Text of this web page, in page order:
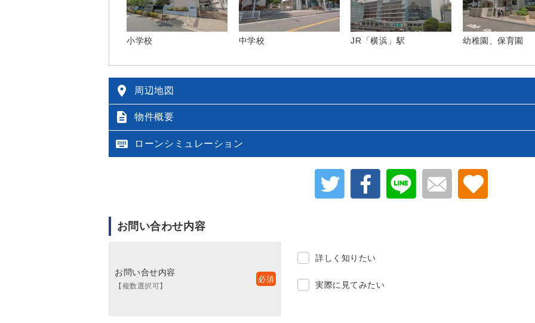
小学校 中学校 JR「横浜」駅 幼稚園、保育園
 周辺地図
 物件概要
 ローンシミュレーション
お問い合わせ内容
お問い合せ内容
【複数選択可】
詳しく知りたい
実際に見てみたい